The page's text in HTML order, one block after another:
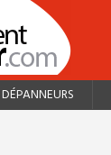
DÉPANNEURS